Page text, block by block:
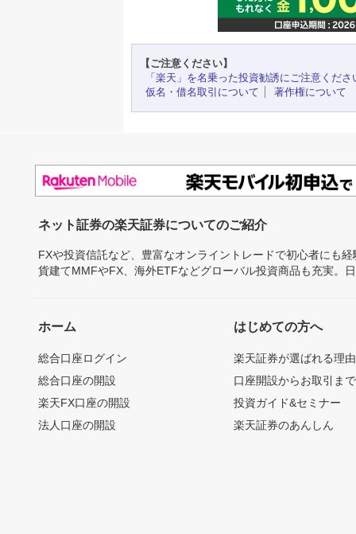
【ご注意ください】
「楽天」を名乗った投資勧誘にご注意くださ
仮名・借名取引について
著作権について
ネット証券の楽天証券についてのご紹介
FXや投資信託など、豊富なオンライントレードで初心者にも
貨建てMMFやFX、海外ETFなどグローバル投資商品も充実。
ホーム
総合口座ログイン
総合口座の開設
楽天FX口座の開設
法人口座の開設
はじめての方へ
楽天証券が選ばれる理由
口座開設からお取引ま
投資ガイド&セミナー
楽天証券のあんしん